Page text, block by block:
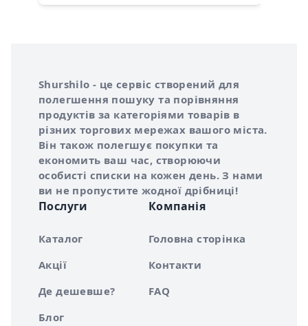
Про сервіс Shurshilo
Shurshilo - це сервіс створений для
полегшення пошуку та порівняння
продуктів за категоріями товарів в
різних торгових мережах вашого міста.
Він також полегшує покупки та
економить ваш час, створюючи
особисті списки на кожен день. З нами
ви не пропустите жодної дрібниці!
Послуги
Каталог
Акції
Де дешевше?
Блог
Компанія
Головна сторінка
Контакти
FAQ